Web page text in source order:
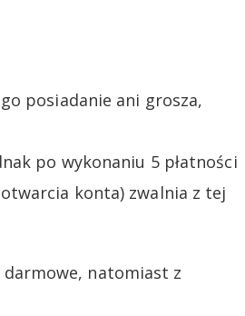
posiadanie ani grosza,
po wykonaniu 5 płatności
konta) zwalnia z tej
darmowe, natomiast z